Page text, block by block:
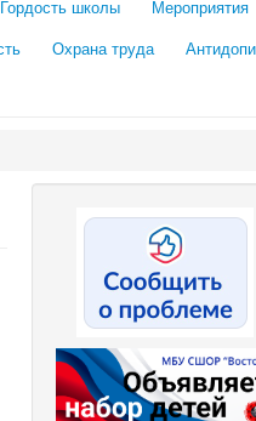
Гордость школы
Мероприятия
Охрана труда